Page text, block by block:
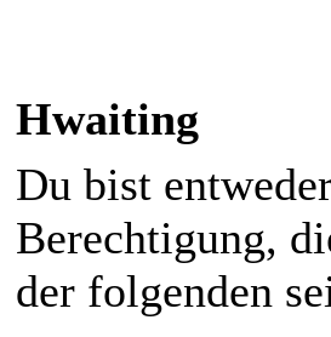
Hwaiting
Du bist
Berechtigung,
der folgenden